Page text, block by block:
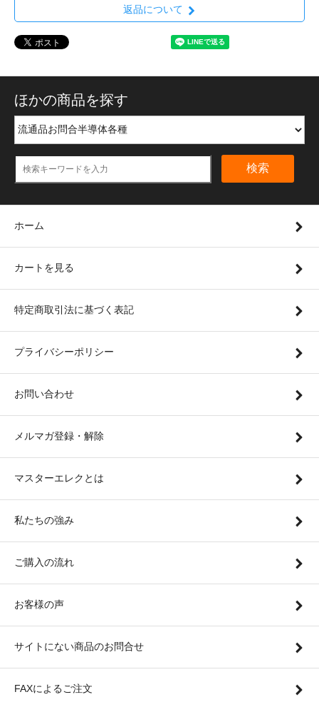
返品について
ほかの商品を探す
検索
ホーム
カートを見る
特定商取引法に基づく表記
プライバシーポリシー
お問い合わせ
メルマガ登録・解除
マスターエレクとは
私たちの強み
ご購入の流れ
お客様の声
サイトにない商品のお問合せ
FAXによるご注文